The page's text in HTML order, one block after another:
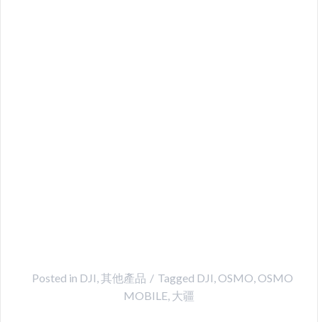
Posted in DJI,其他產品 Tagged DJI, OSMO, OSMO
MOBILE, 大疆